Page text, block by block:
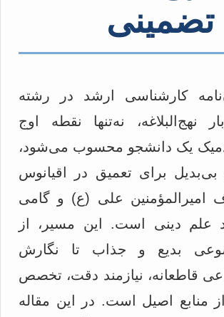
تضمینی
کارشناسی ارشد در رشته
نهج‌البلاغه، نه‌تنها نقطه اوج
یک دانشجو محسوب می‌شود،
برای تعمیق در اقیانوس
امیرالمؤمنین علی (ع) و گامی
علم دینی است. این مسیر، از
بدیع و جذاب تا نگارش
قاطعانه، نیازمند دقت، تخصص
منابع اصیل است. در این مقاله